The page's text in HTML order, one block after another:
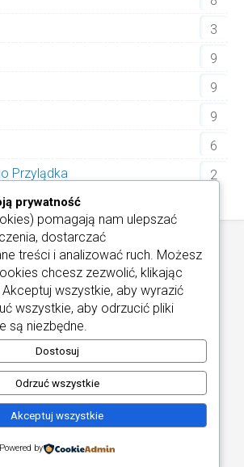
3
9
9
9
6
Przylądka
2
/ Kontakt/Informacje o Cookies
Hotele Wellness
Copyright © 2026
prywatność
pomagają nam ulepszać
dostarczać
treści i analizować ruch. Możesz
chcesz zezwolić, klikając
Akceptuj wszystkie, aby wyrazić
wszystkie, aby odrzucić pliki
są niezbędne.
Dostosuj
Odrzuć wszystkie
Akceptuj wszystkie
Powered by